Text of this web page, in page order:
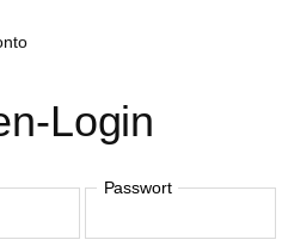
Login
Passwort